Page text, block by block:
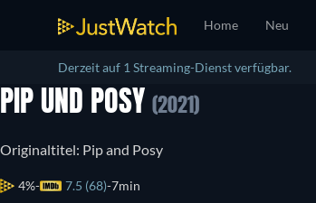
Home Neu
Derzeit auf 1 Streaming-Dienst verfügbar.
PIP UND POSY (2021)
Originaltitel: Pip and Posy
4% 7.5 (68) 7min